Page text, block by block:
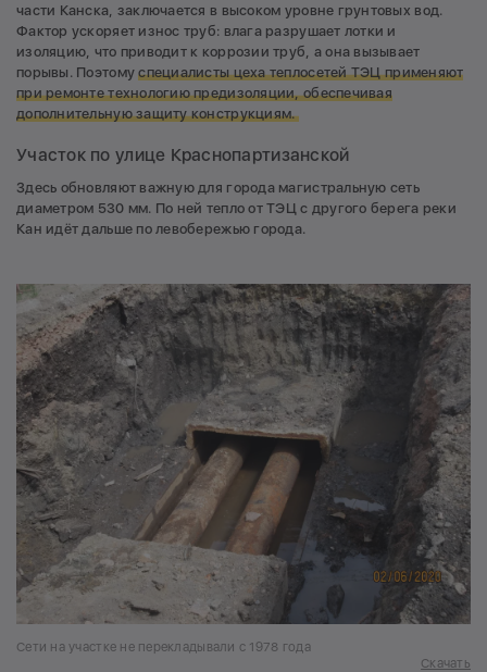
части Канска, заключается в высоком уровне грунтовых вод.
Фактор ускоряет износ труб: влага разрушает лотки и
изоляцию, что приводит к коррозии труб, а она вызывает
порывы. Поэтомуспециалисты цеха теплосетей ТЭЦ применяют
при ремонте технологию предизоляции, обеспечивая
дополнительную защиту конструкциям.
Участок по улице Краснопартизанской
Здесь обновляют важную для города магистральную сеть
диаметром 530 мм. По ней тепло от ТЭЦ с другого берега реки
Кан идёт дальше по левобережью города.
Сети на участке не перекладывали с 1978 года
Скачать